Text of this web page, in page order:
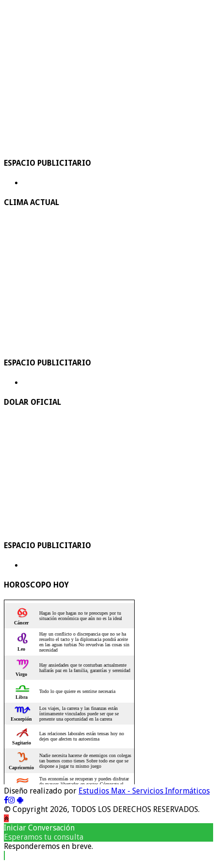
ESPACIO PUBLICITARIO
CLIMA ACTUAL
ESPACIO PUBLICITARIO
DOLAR OFICIAL
ESPACIO PUBLICITARIO
HOROSCOPO HOY
Diseño realizado por Estudios Max - Servicios Informáticos
© Copyright 2026, TODOS LOS DERECHOS RESERVADOS.
Iniciar Conversación
Esperamos tu consulta
Responderemos en breve.